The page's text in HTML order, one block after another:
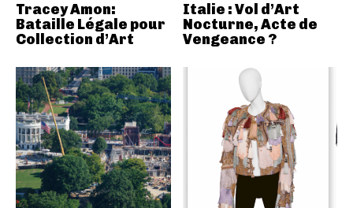
Tracey Amon:
Bataille Légale pour
Collection d’Art
Italie : Vol d’Art
Nocturne, Acte de
Vengeance ?